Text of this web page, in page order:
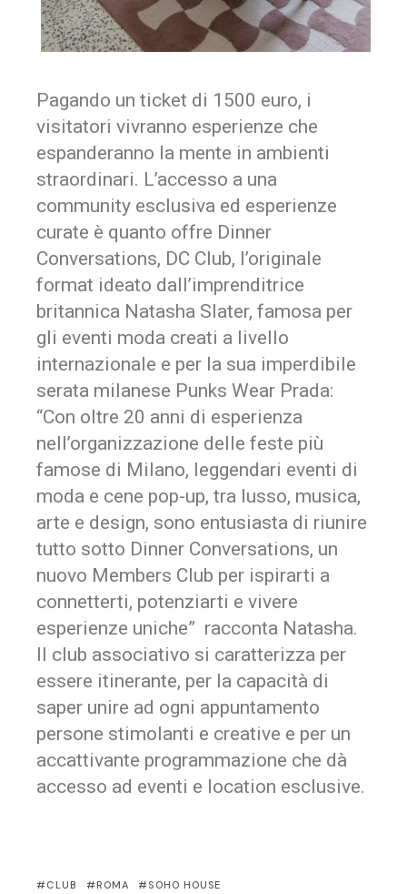
Pagando un ticket di 1500 euro, i
visitatori vivranno esperienze che
espanderanno la mente in ambienti
straordinari. L’accesso a una
community esclusiva ed esperienze
curate è quanto offre Dinner
Conversations, DC Club, l’originale
format ideato dall’imprenditrice
britannica Natasha Slater, famosa per
gli eventi moda creati a livello
internazionale e per la sua imperdibile
serata milanese Punks Wear Prada:
“Con oltre 20 anni di esperienza
nell’organizzazione delle feste più
famose di Milano, leggendari eventi di
moda e cene pop-up, tra lusso, musica,
arte e design, sono entusiasta di riunire
tutto sotto Dinner Conversations, un
nuovo Members Club per ispirarti a
connetterti, potenziarti e vivere
esperienze uniche” racconta Natasha.
Il club associativo si caratterizza per
essere itinerante, per la capacità di
saper unire ad ogni appuntamento
persone stimolanti e creative e per un
accattivante programmazione che dà
accesso ad eventi e location esclusive.
CLUB ROMA SOHO HOUSE